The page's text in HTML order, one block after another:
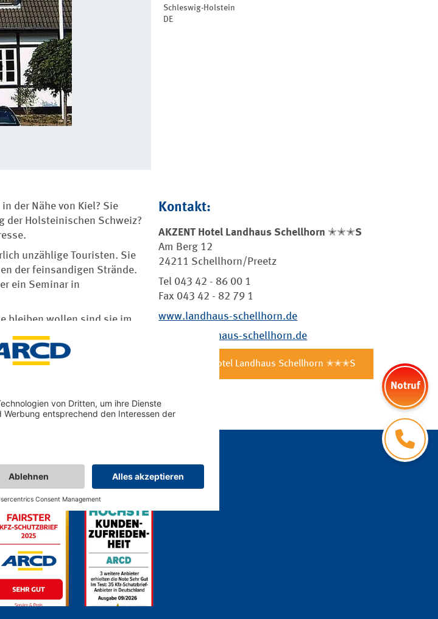
Schleswig-Holstein
DE
der Nähe von Kiel? Sie
der Holsteinischen Schweiz?
unzählige Touristen. Sie
der feinsandigen Strände.
ein Seminar in
bleiben wollen sind sie im
Zimmer. Jedes von
Räumlichkeiten für
Kontakt:
AKZENT Hotel Landhaus Schellhorn ✭✭✭S
Am Berg 12
24211 Schellhorn/Preetz
Tel 043 42 - 86 00 1
Fax 043 42 - 82 79 1
www.landhaus-schellhorn.de
hecht@landhaus-schellhorn.de
AKZENT Hotel Landhaus Schellhorn ✭✭✭S
Notruf
Kontakt